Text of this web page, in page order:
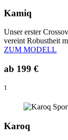
Kamiq
Unser erster
vereint Robustheit
ZUM MODELL
ab 199 €
1
Karoq